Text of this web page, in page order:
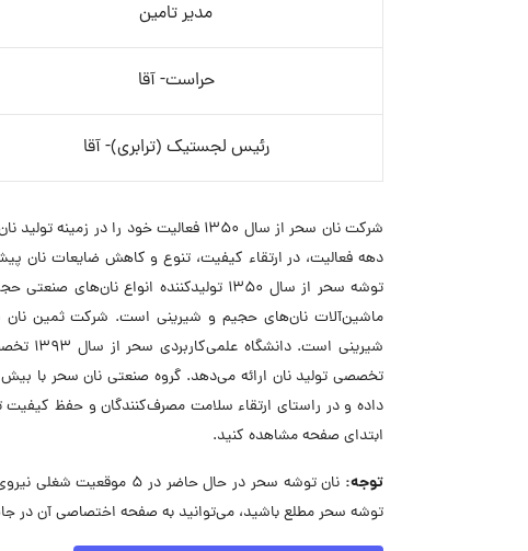
مدیر تامین
حراست- آقا
رئیس لجستیک (ترابری)- آقا
شرکت نان سحر از سال ۱۳۵۰ فعالیت خود
دهه فعالیت، در ارتقاء کیفیت، تنوع و کاهش ضایعات نان
داده و در راستای ارتقاء سلامت مصرف‌کنندگان و حفظ
ابتدای صفحه مشاهده کنید.
توجه:
نان توشه سحر در حال
توشه سحر مطلع باشید، می‌توانید به صفحه اختصاصی آن در